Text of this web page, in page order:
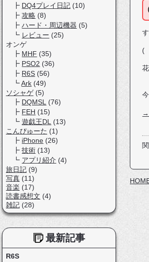
(
→
DQ4プレイ日記 (10)
攻略 (8)
ハード・周辺機器 (5)
レビュー (25)
オンゲ
MHF (35)
PSO2 (36)
R6S (56)
Ark (49)
ソシャゲ(5)
DQMSL
(76)
FEH (15)
遊戯王DL
(13)
こんぴゅーた (1)
iPhone (26)
技術 (13)
アプリ紹介 (4)
旅日記 (9)
写真 (11)
音楽 (17)
読書感想文 (4)
雑記 (28)
最新記事
R6S